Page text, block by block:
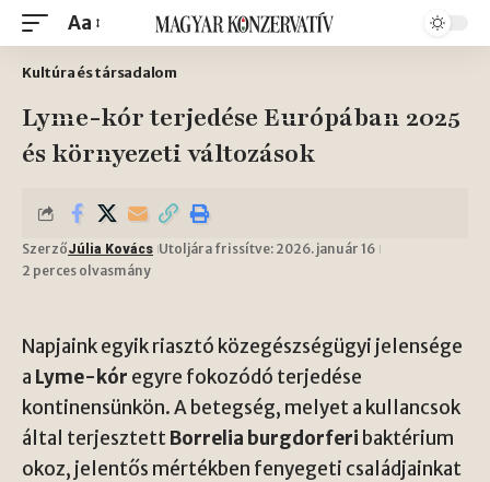
Aa
Kultúra és társadalom
Lyme-kór terjedése Európában 2025
és környezeti változások
SzerzőJúlia Kovács Utoljára frissítve: 2026. január 16
2 perces olvasmány
Napjaink egyik riasztó közegészségügyi jelensége
a Lyme-kór egyre fokozódó terjedése
kontinensünkön. A betegség, melyet a kullancsok
által terjesztettBorrelia burgdorferi baktérium
okoz, jelentős mértékben fenyegeti családjainkat